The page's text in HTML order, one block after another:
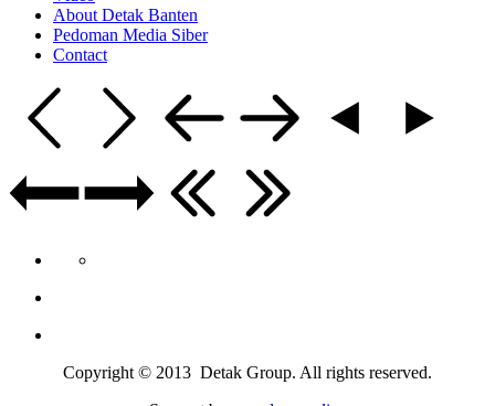
About Detak Banten
Pedoman Media Siber
Contact
Copyright © 2013 Detak Group. All rights reserved.